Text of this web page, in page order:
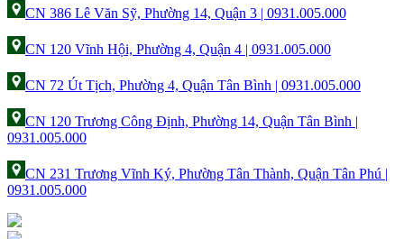
CN 386 Lê Văn Sỹ, Phường 14, Quận 3 | 0931.005.000
CN 120 Vĩnh Hội, Phường 4, Quận 4 | 0931.005.000
CN 72 Út Tịch, Phường 4, Quận Tân Bình | 0931.005.000
CN 120 Trương Công Định, Phường 14, Quận Tân Bình |
0931.005.000
CN 231 Trương Vĩnh Ký, Phường Tân Thành, Quận Tân Phú |
0931.005.000